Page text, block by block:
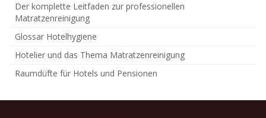
Der komplette Leitfaden zur professionellen
Matratzenreinigung
Glossar Hotelhygiene
Hotelier und das Thema Matratzenreinigung
Raumdüfte für Hotels und Pensionen